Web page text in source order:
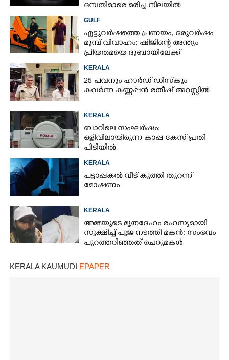
ദമ്പതിമാരെ മരിച്ച നിലയിൽ
GULF
എട്ടുവർഷത്തെ പ്രണയം,​ ഒരുവർഷം
മുമ്പ് വിവാഹം; ഷിജിന്റെ അന്ത്യം
പ്രിയതമയെ ദുബായിലേക്ക്
KERALA
25 പവനും ഹാർഡ് ഡിസ്കും
കവർന്ന കണ്ണപ്പൻ രതീഷ് അറസ്റ്റിൽ
KERALA
ബാറിലെ സംഘർഷം:
ഒളിവിലായിരുന്ന കാപ്പ കേസ് പ്രതി
പിടിയിൽ
KERALA
പട്ടാപ്പകൽ വീട് കുത്തി തുറന്ന്
മോഷണം
KERALA
അമ്മയുടെ മൃതദേഹം രഹസ്യമായി
സൂക്ഷിച്ച് പൂജ നടത്തി മകൻ: സംഭവം
പുറത്തറി‌ഞ്ഞത് ചെറുമകൾ
KERALA KAUMUDI EPAPER